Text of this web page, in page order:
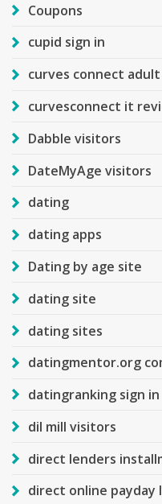
Coupons
cupid sign in
curves connect
curvesconnect it
Dabble visitors
DateMyAge visitors
dating
dating apps
Dating by age site
dating site
dating sites
datingmentor.org
datingranking sign in
dil mill visitors
direct lenders
direct online payday